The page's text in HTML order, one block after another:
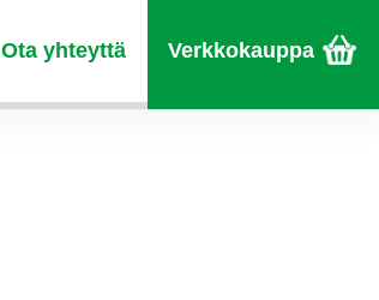
Ota yhteyttä Verkkokauppa